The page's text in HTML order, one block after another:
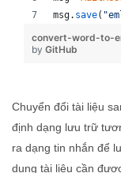
msg. save(
convert-word-to-
by GitHub
Chuyển đổi tài liệu
định dạng lưu trữ
ra dạng tin nhắn để
dung tài liệu cần